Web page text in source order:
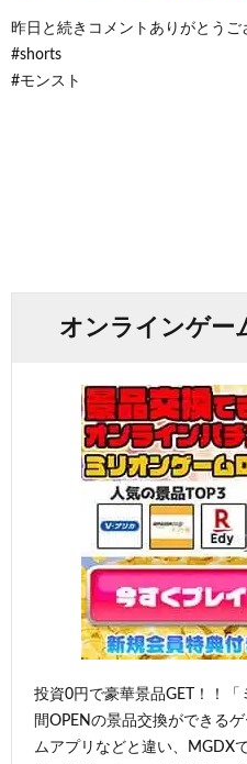
昨日と続きコメントありがとうご
#shorts
#モンスト
オンラインゲー
投資0円で豪華景品GET！！
間OPENの景品交換ができる
ムアプリなどと違い、MGDX